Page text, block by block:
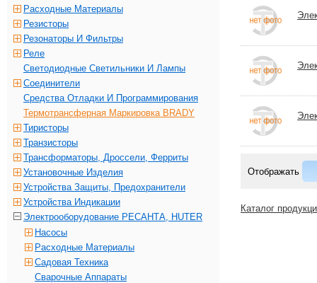
Отображать
Каталог
Расходные Материалы
Резисторы
Резонаторы И Фильтры
Реле
Светодиодные Светильники И Лампы
Соединители
Средства Отладки И Программирования
Термотрансферная Маркировка BRADY
Тиристоры
Транзисторы
Трансформаторы, Дроссели, Ферриты
Установочные Изделия
Устройства Защиты, Предохранители
Устройства Индикации
Электрооборудование РЕСАНТА, HUTER
Насосы
Расходные Материалы
Садовая Техника
Сварочные Аппараты